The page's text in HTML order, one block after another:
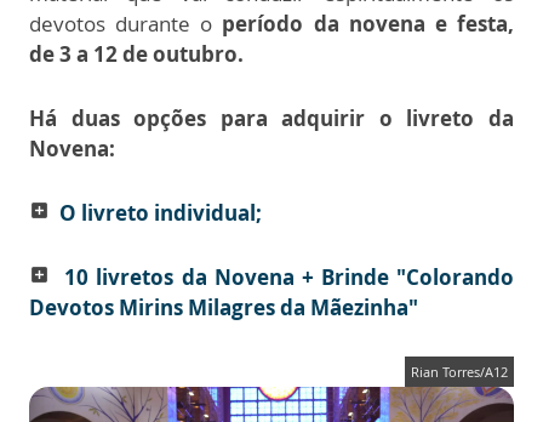
devotos durante o período da novena e festa,
de3 a 12 de outubro.
Há duas opções para adquirir o livreto da
Novena:
add_box O livreto individual;
add_box
10 livretos da Novena + Brinde "Colorando
Devotos Mirins Milagres da Mãezinha"
Rian Torres/A12